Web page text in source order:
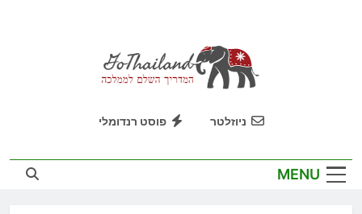
GoThailand
המדריך השלם לממלכה
ניוזלטר פוסט רנדומלי
MENU